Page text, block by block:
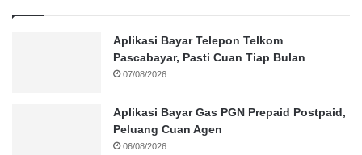
Aplikasi Bayar Telepon Telkom
Pascabayar, Pasti Cuan Tiap Bulan
07/08/2026
Aplikasi Bayar Gas PGN Prepaid Postpaid,
Peluang Cuan Agen
06/08/2026